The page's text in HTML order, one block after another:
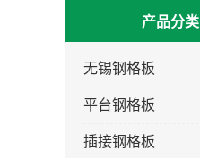
产品分类
无锡钢格板
平台钢格板
插接钢格板